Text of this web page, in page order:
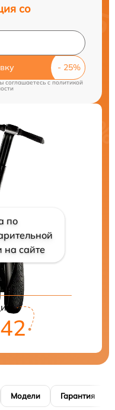
со
соглашаетесь c политикой
по
на сайте
Модели Гарантия